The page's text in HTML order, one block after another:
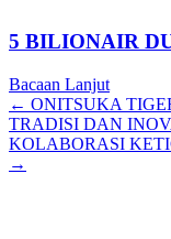
5 BILIONAIR
Bacaan Lanjut
Posts
navigation
← ONITSUKA
TRADISI DAN
KOLABORASI
→